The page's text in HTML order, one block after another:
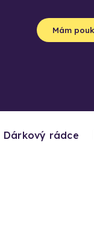
Mám
Dárkový rádce